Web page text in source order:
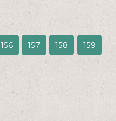
156 157 158 159